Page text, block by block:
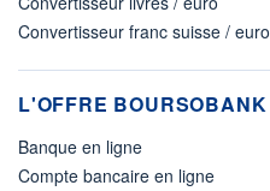
Convertisseur franc suisse / euro
L'OFFRE BOURSOBANK
Banque en ligne
Compte bancaire en ligne